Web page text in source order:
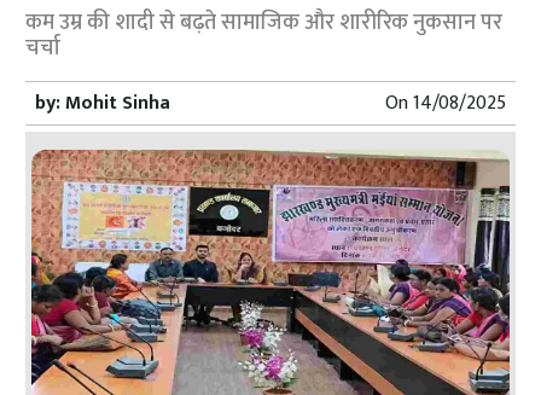
कम उम्र की शादी से बढ़ते सामाजिक और शारीरिक नुकसान पर
चर्चा
by:Mohit Sinha On14/08/2025